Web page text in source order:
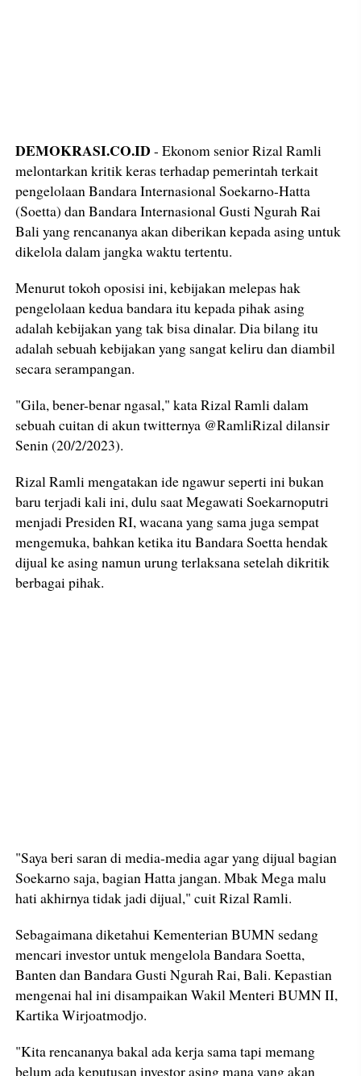
DEMOKRASI.CO.ID - Ekonom senior Rizal Ramli
melontarkan kritik keras terhadap pemerintah terkait
pengelolaan Bandara Internasional Soekarno-Hatta
(Soetta) dan Bandara Internasional Gusti Ngurah Rai
Bali yang rencananya akan diberikan kepada asing untuk
dikelola dalam jangka waktu tertentu.
Menurut tokoh oposisi ini, kebijakan melepas hak
pengelolaan kedua bandara itu kepada pihak asing
adalah kebijakan yang tak bisa dinalar. Dia bilang itu
adalah sebuah kebijakan yang sangat keliru dan diambil
secara serampangan.
"Gila, bener-benar ngasal," kata Rizal Ramli dalam
sebuah cuitan di akun twitternya @RamliRizal dilansir
Senin (20/2/2023).
Rizal Ramli mengatakan ide ngawur seperti ini bukan
baru terjadi kali ini, dulu saat Megawati Soekarnoputri
menjadi Presiden RI, wacana yang sama juga sempat
mengemuka, bahkan ketika itu Bandara Soetta hendak
dijual ke asing namun urung terlaksana setelah dikritik
berbagai pihak.
"Saya beri saran di media-media agar yang dijual bagian
Soekarno saja, bagian Hatta jangan. Mbak Mega malu
hati akhirnya tidak jadi dijual," cuit Rizal Ramli.
Sebagaimana diketahui Kementerian BUMN sedang
mencari investor untuk mengelola Bandara Soetta,
Banten dan Bandara Gusti Ngurah Rai, Bali. Kepastian
mengenai hal ini disampaikan Wakil Menteri BUMN II,
Kartika Wirjoatmodjo.
"Kita rencananya bakal ada kerja sama tapi memang
belum ada keputusan investor asing mana yang akan